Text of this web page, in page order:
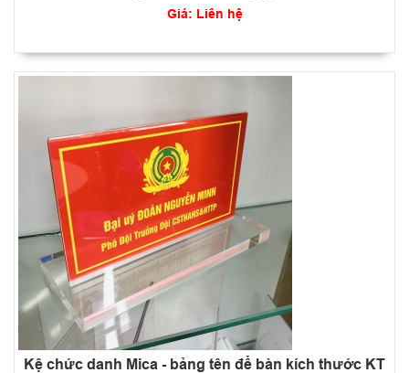
Giá: Liên hệ
Kệ chức danh Mica - bảng tên để bàn kích thước KT